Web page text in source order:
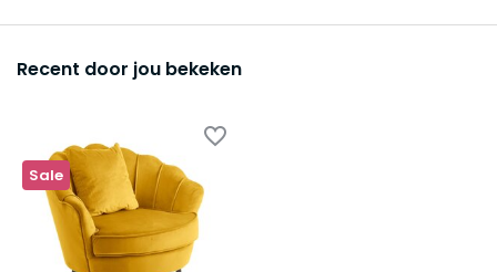
Recent door jou bekeken
Sale